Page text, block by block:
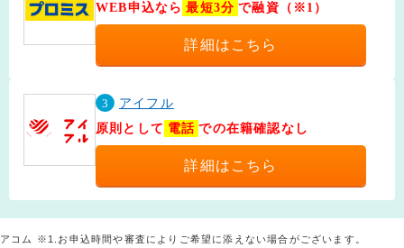
WEB申込なら 最短3分 で融資（※1）
詳細はこちら
3
アイフル
原則として 電話 での在籍確認なし
詳細はこちら
アコム ※1.お申込時間や審査によりご希望に添えない場合がございます。